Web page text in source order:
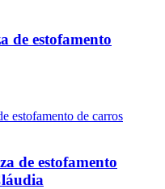
de estofamento
de estofamento